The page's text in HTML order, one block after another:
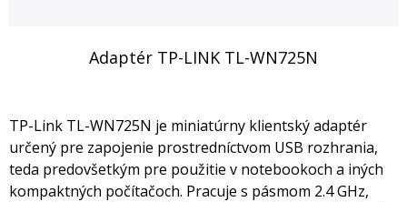
Adaptér TP-LINK TL-WN725N
TP-Link TL-WN725N je miniatúrny klientský adaptér
určený pre zapojenie prostredníctvom USB rozhrania,
teda predovšetkým pre použitie v notebookoch a iných
kompaktných počítačoch. Pracuje s pásmom 2.4 GHz,